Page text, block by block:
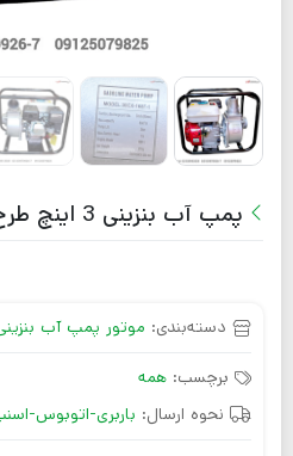
پمپ آب بنزینی 3 اینچ طرح هوندا
دسته‌بندی: موتور پمپ آب
برچسب: همه
نحوه ارسال: باربری-اتوبوس-